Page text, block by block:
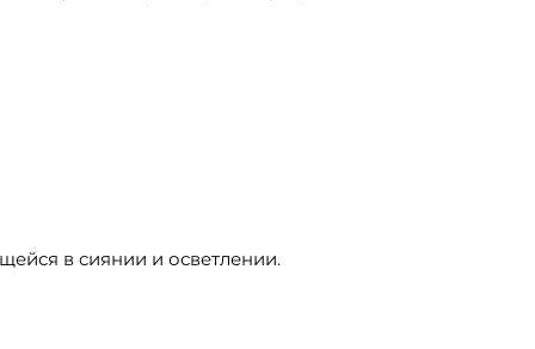
в сиянии и осветлении.